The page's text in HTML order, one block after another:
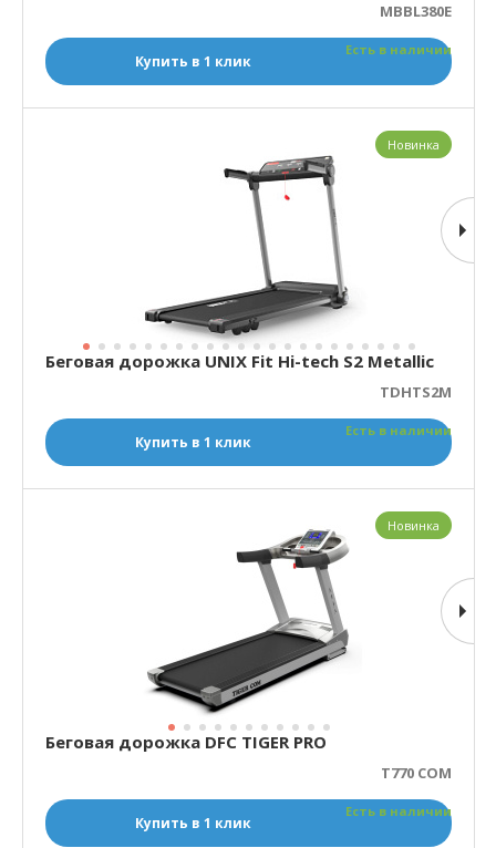
MBBL380E
Есть в наличии
Купить в 1 клик
Беговая дорожка UNIX Fit Hi-tech S2 Metallic
TDHTS2M
Есть в наличии
Купить в 1 клик
Новинка
Беговая дорожка DFC TIGER PRO
T770 COM
Есть в наличии
Купить в 1 клик
Новинка